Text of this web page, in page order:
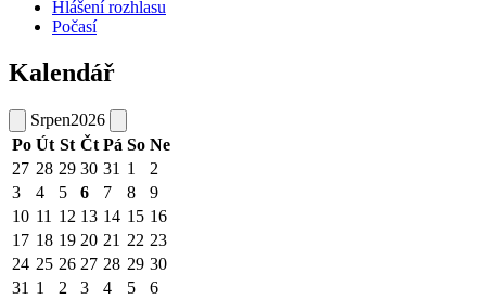
Hlášení rozhlasu
Počasí
Kalendář
Srpen2026
Po Út St Čt Pá So Ne
27 28 29 30 31 1
2
3
4 5 6 7 8
9
10 11 12 13 14 15 16
17 18 19 20 21 22 23
24 25 26 27 28 29 30
31 1 2 3 4 5 6